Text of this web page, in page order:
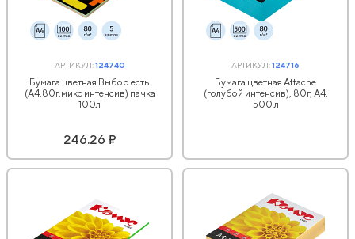
АРТИКУЛ:124740
Бумага цветная Выбор есть
(А4,80г,микс интенсив) пачка
100л
246.26 ₽
АРТИКУЛ:124716
Бумага цветная Attache
(голубой интенсив), 80г, А4,
500 л